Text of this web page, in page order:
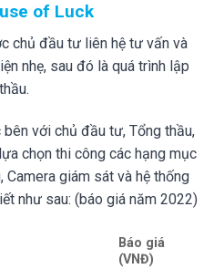
of Luck
chủ đầu tư liên hệ tư vấn và
nhẹ, sau đó là quá trình lập
với chủ đầu tư, Tổng thầu,
chọn thi công các hạng mục
Camera giám sát và hệ thống
như sau: (báo giá năm 2022)
Báo giá
(VNĐ)